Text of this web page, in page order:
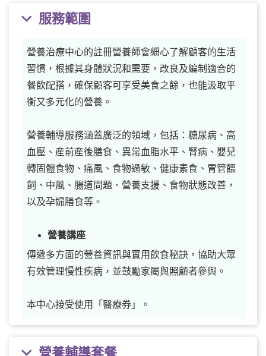
服務範圍
營養治療中心的註冊營養師會細心了解顧客的生活
習慣，根據其身體狀況和需要，改良及編制適合的
餐飲配搭，確保顧客可享受美食之餘，也能汲取平
衡又多元化的營養。
營養輔導服務涵蓋廣泛的領域，包括：糖尿病、高
血壓、産前産後膳食、異常血脂水平、腎病、嬰兒
轉固體食物、痛風、食物過敏、健康素食、胃管餵
飼、中風、腸道問題、營養支援、食物狀態改善，
以及孕婦膳食等。
營養講座
傳遞多方面的營養資訊與實用飲食秘訣，協助大眾
有效管理慢性疾病，並鼓勵家屬與照顧者參與。
本中心接受使用「醫療券」。
營養輔導套餐